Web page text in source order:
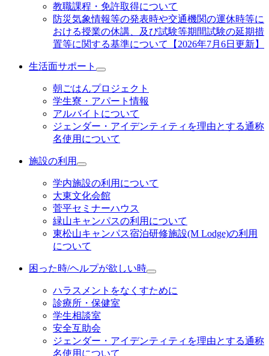
教職課程・免許取得について
防災気象情報等の発表時や交通機関の運休時等に
おける授業の休講、及び試験等期間試験の延期措
置等に関する基準について【2026年7月6日更新】
生活面サポート
朝ごはんプロジェクト
学生寮・アパート情報
アルバイトについて
ジェンダー・アイデンティティを理由とする通称
名使用について
施設の利用
学内施設の利用について
大東文化会館
菅平セミナーハウス
緑山キャンパスの利用について
東松山キャンパス宿泊研修施設(M Lodge)の利用
について
困った時/ヘルプが欲しい時
ハラスメントをなくすために
診療所・保健室
学生相談室
安全互助会
ジェンダー・アイデンティティを理由とする通称
名使用について